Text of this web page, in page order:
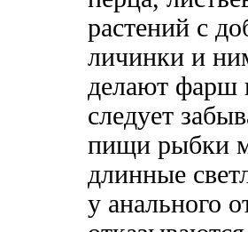
растений с
личинки и
делают фарш
следует
пищи рыбки
длинные
у анального